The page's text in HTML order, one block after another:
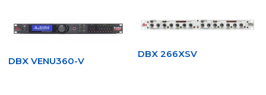
DBX VENU360-V
DBX 266XSV